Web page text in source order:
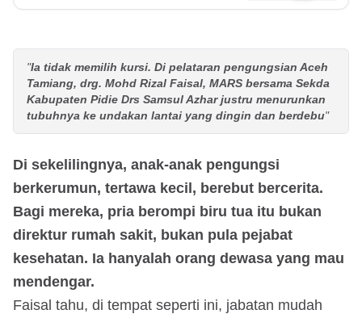
"Ia tidak memilih kursi. Di pelataran pengungsian Aceh
Tamiang, drg. Mohd Rizal Faisal, MARS bersama Sekda
Kabupaten Pidie Drs Samsul Azhar justru menurunkan
tubuhnya ke undakan lantai yang dingin dan berdebu"
Di sekelilingnya, anak-anak pengungsi
berkerumun, tertawa kecil, berebut bercerita.
Bagi mereka, pria berompi biru tua itu bukan
direktur rumah sakit, bukan pula pejabat
kesehatan. Ia hanyalah orang dewasa yang mau
mendengar.
Faisal tahu, di tempat seperti ini, jabatan mudah